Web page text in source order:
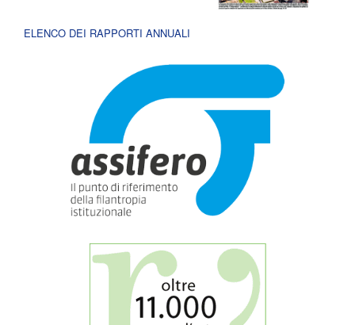
ELENCO DEI RAPPORTI ANNUALI